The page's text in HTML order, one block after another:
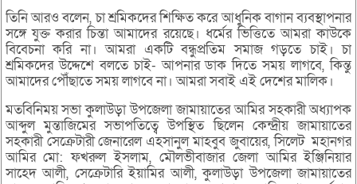
তিনি আরও বলেন, চা শ্রমিকদের শিক্ষিত করে আধুনিক বাগান ব্যবস্থাপনার
সঙ্গে যুক্ত করার চিন্তা আমাদের রয়েছে। ধর্মের ভিত্তিতে আমরা কাউকে
বিবেচনা করি না। আমরা একটি বন্ধুপ্রতিম সমাজ গড়তে চাই। চা
শ্রমিকদের উদ্দেশে বলতে চাই- আপনার ডাক দিতে সময় লাগবে, কিন্তু
আমাদের পৌঁছাতে সময় লাগবে না। আমরা সবাই এই দেশের মালিক।
মতবিনিময় সভা কুলাউড়া উপজেলা জামায়াতের আমির সহকারী অধ্যাপক
আব্দুল মুন্তাজিমের সভাপতিত্বে উপস্থিত ছিলেন কেন্দ্রীয় জামায়াতের
সহকারী সেক্রেটারী জেনারেল এহসানুল মাহবুব জুবায়ের, সিলেট মহানগর
আমির মো: ফখরুল ইসলাম, মৌলভীবাজার জেলা আমির ইঞ্জিনিয়ার
সাহেদ আলী, সেক্রেটারি ইয়ামির আলী, কুলাউড়া উপজেলা জামায়াতের